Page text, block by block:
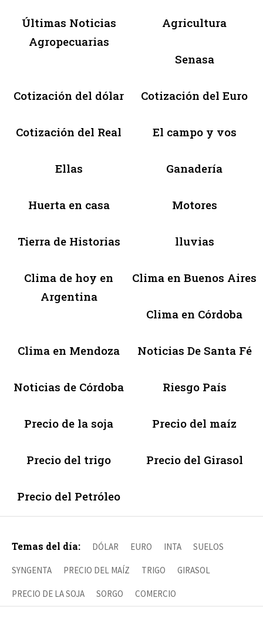
Últimas Noticias
Agropecuarias
Agricultura
Senasa
Cotización del dólar Cotización del Euro
Cotización del Real El campo y vos
Ellas Ganadería
Huerta en casa Motores
Tierra de Historias lluvias
Clima de hoy en
Argentina
Clima en Buenos Aires
Clima en Córdoba
Clima en Mendoza Noticias De Santa Fé
Noticias de Córdoba Riesgo País
Precio de la soja Precio del maíz
Precio del trigo Precio del Girasol
Precio del Petróleo
Temas del día: DÓLAR EURO INTA SUELOS
SYNGENTA PRECIO DEL MAÍZ TRIGO GIRASOL
PRECIO DE LA SOJA SORGO COMERCIO